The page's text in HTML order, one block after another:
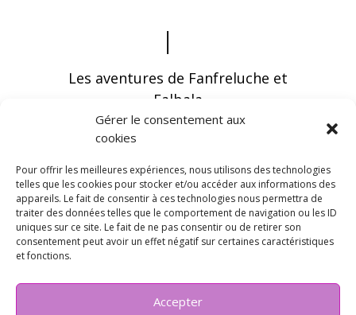
Gérer le consentement aux
cookies
Pour offrir les meilleures expériences, nous utilisons des technologies
telles que les cookies pour stocker et/ou accéder aux informations des
appareils. Le fait de consentir à ces technologies nous permettra de
traiter des données telles que le comportement de navigation ou les ID
uniques sur ce site. Le fait de ne pas consentir ou de retirer son
consentement peut avoir un effet négatif sur certaines caractéristiques
et fonctions.
Accepter
Les aventures de Fanfreluche et
Falbala
Vous pouvez recevoir les dernières infos en
vous abonnant à notre newsletter